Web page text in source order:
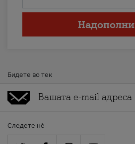
Надополни
Бидете во тек
Следете нè